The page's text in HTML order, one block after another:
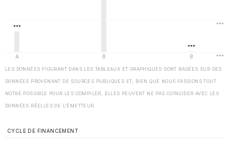
LES DONNÉES FIGURANT DANS LES TABLEAUX ET GRAPHIQUES SONT BASÉES SUR DES
DONNÉES PROVENANT DE SOURCES PUBLIQUES ET, BIEN QUE NOUS FASSIONS TOUT
NOTRE POSSIBLE POUR LES COMPILER, ELLES PEUVENT NE PAS COÏNCIDER AVEC LES
DONNÉES RÉELLES DE L'ÉMETTEUR.
CYCLE DE FINANCEMENT